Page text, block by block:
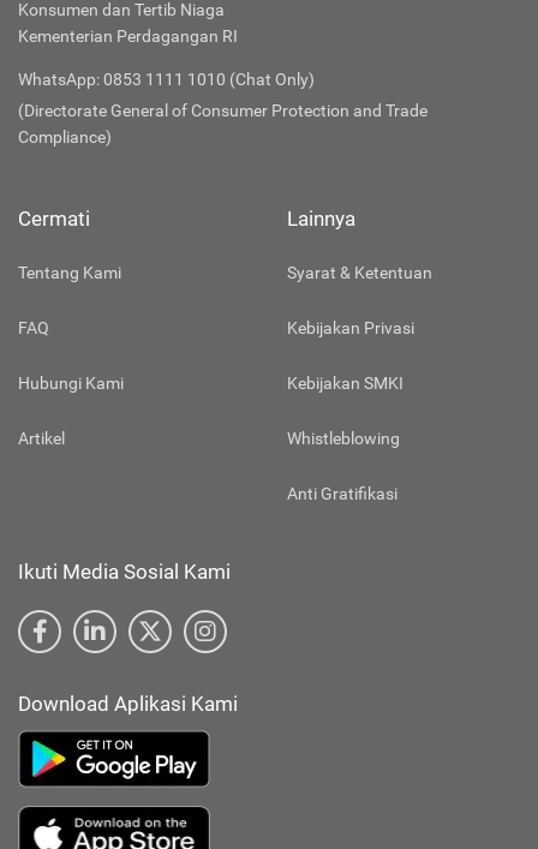
Konsumen dan Tertib Niaga
Kementerian Perdagangan RI
WhatsApp: 0853 1111 1010 (Chat Only)
(Directorate General of Consumer Protection and Trade
Compliance)
Cermati
Tentang Kami
FAQ
Hubungi Kami
Artikel
Lainnya
Syarat & Ketentuan
Kebijakan Privasi
Kebijakan SMKI
Whistleblowing
Anti Gratifikasi
Ikuti Media Sosial Kami
Download Aplikasi Kami